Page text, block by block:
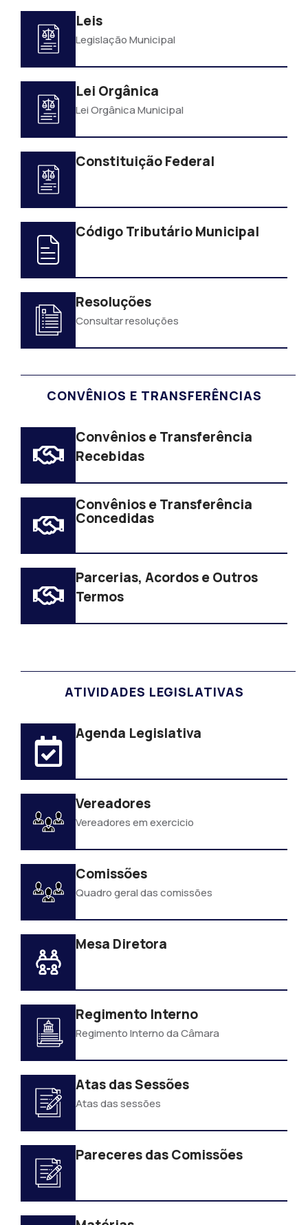
Leis
Legislação Municipal
Lei Orgânica
Lei Orgânica Municipal
Constituição Federal
Código Tributário Municipal
Resoluções
Consultar resoluções
CONVÊNIOS E TRANSFERÊNCIAS
Convênios e Transferência
Recebidas
Convênios e Transferência
Concedidas
Parcerias, Acordos e Outros
Termos
ATIVIDADES LEGISLATIVAS
Agenda Legislativa
Vereadores
Vereadores em exercicio
Comissões
Quadro geral das comissões
Mesa Diretora
Regimento Interno
Regimento Interno da Câmara
Atas das Sessões
Atas das sessões
Pareceres das Comissões